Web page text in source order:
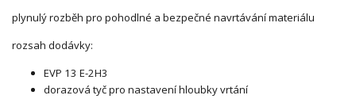
plynulý rozběh pro pohodlné a bezpečné navrtávání materiálu
rozsah dodávky:
EVP 13 E-2H3
dorazová tyč pro nastavení hloubky vrtání